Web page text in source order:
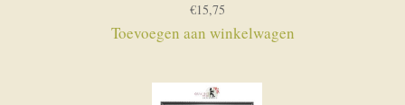
€15,75
Toevoegen aan winkelwagen